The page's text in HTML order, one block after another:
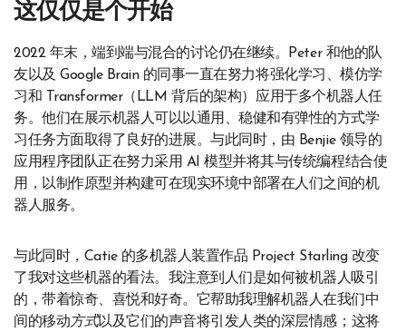
这仅仅是个开始
2022 年末，端到端与混合的讨论仍在继续。Peter 和他的队
友以及 Google Brain 的同事一直在努力将强化学习、模仿学
习和 Transformer（LLM 背后的架构）应用于多个机器人任
务。他们在展示机器人可以以通用、稳健和有弹性的方式学
习任务方面取得了良好的进展。与此同时，由 Benjie 领导的
应用程序团队正在努力采用 AI 模型并将其与传统编程结合使
用，以制作原型并构建可在现实环境中部署在人们之间的机
器人服务。
与此同时，Catie 的多机器人装置作品 Project Starling 改变
了我对这些机器的看法。我注意到人们是如何被机器人吸引
的，带着惊奇、喜悦和好奇。它帮助我理解机器人在我们中
间的移动方式以及它们的声音将引发人类的深层情感；这将